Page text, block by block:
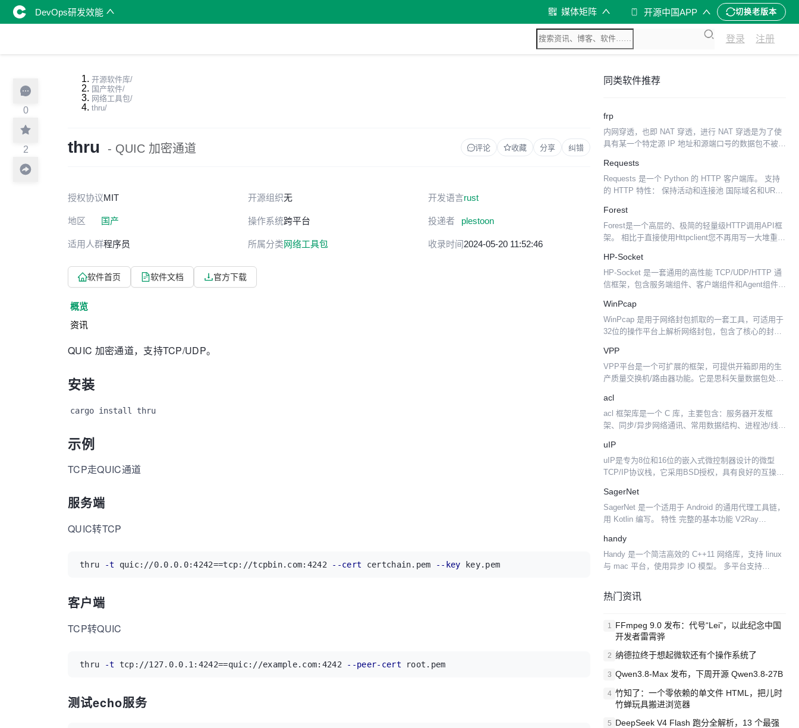
DevOps研发效能 媒体矩阵 开源中国APP 切换老版本
登录 注册
0
2
开源软件库/
国产软件/
网络工具包/
thru/
thru - QUIC 加密通道 评论 收藏 分享 纠错
授权协议MIT 开源组织无 开发语言rust
地区 国产 操作系统跨平台 投递者 plestoon
适用人群程序员 所属分类网络工具包 收录时间2024-05-20 11:52:46
软件首页 软件文档 官方下载
概览
资讯
QUIC 加密通道，支持TCP/UDP。
安装
cargo install thru
示例
TCP走QUIC通道
服务端
QUIC转TCP
thru -t quic://0.0.0.0:4242==tcp://tcpbin.com:4242 --cert certchain.pem --key key.pem
客户端
TCP转QUIC
thru -t tcp://127.0.0.1:4242==quic://example.com:4242 --peer-cert root.pem
测试echo服务
同类软件推荐
frp
内网穿透，也即 NAT 穿透，进行 NAT 穿透是为了使
具有某一个特定源 IP 地址和源端口号的数据包不被
信的主机在网络中与 NAT 设备的相对位置...
Requests
Requests 是一个 Python 的 HTTP 客户端库。 支持
的 HTTP 特性： 保持活动和连接池 国际域名和URL
基本/摘要身份...
Forest
Forest是一个高层的、极简的轻量级HTTP调用API框
架。 相比于直接使用Httpclient您不再用写一大堆重复
求。 文档和示例： 项目主页 中文...
HP-Socket
HP-Socket 是一套通用的高性能 TCP/UDP/HTTP 通
信框架，包含服务端组件、客户端组件和Agent组件，
信系统，提供 C/C+...
WinPcap
WinPcap 是用于网络封包抓取的一套工具，可适用于
32位的操作平台上解析网络封包，包含了核心的封包
库，及可用来直接存取封包的应用程序界面。
WinPca...
VPP
VPP平台是一个可扩展的框架，可提供开箱即用的生
产质量交换机/路由器功能。它是思科矢量数据包处理
本：一种高性能的数据包处理堆栈，...
acl
acl 框架库是一个 C 库，主要包含：服务器开发框
架、同步/异步网络通讯、常用数据结构、进程池/线程
容； acl 包括以下丰富的常...
uIP
uIP是专为8位和16位的嵌入式微控制器设计的微型
TCP/IP协议栈，它采用BSD授权，具有良好的互操作
协议, 本身代码和占用的内存数都非常少 - ...
SagerNet
SagerNet 是一个适用于 Android 的通用代理工具链，
用 Kotlin 编写。 特性 完整的基本功能 V2Ray
个中文apps扫...
handy
Handy 是一个简洁高效的 C++11 网络库，支持 linux
与 mac 平台，使用异步 IO 模型。 多平台支持
热门资讯
1 FFmpeg 9.0 发布：代号“Lei”，以此纪念中国
开发者雷霄骅
2 纳德拉终于想起微软还有个操作系统了
3 Qwen3.8-Max 发布，下周开源 Qwen3.8-27B
4 竹知了：一个零依赖的单文件 HTML，把儿时
竹蝉玩具搬进浏览器
5 DeepSeek V4 Flash 跑分全解析，13 个最强